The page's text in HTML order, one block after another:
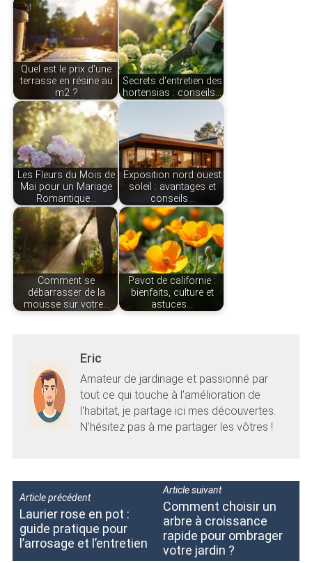
Quel est le prix d'une
terrasse en résine au
m2 ?
Secrets d'entretien des
hortensias : conseils…
Les Fleurs du Mois de
Mai pour un Mariage
Romantique…
Exposition nord ouest
soleil : avantages et
conseils…
Comment se
débarrasser de la
mousse sur votre…
Pavot de californie :
bienfaits, culture et
astuces…
Eric
Amateur de jardinage et passionné par
tout ce qui touche à l'amélioration de
l'habitat, je partage ici mes découvertes.
N'hésitez pas à me partager les vôtres !
Article précédent
Laurier rose en pot :
guide pratique pour
l’arrosage et l’entretien
Article suivant
Comment choisir un
arbre à croissance
rapide pour ombrager
votre jardin ?